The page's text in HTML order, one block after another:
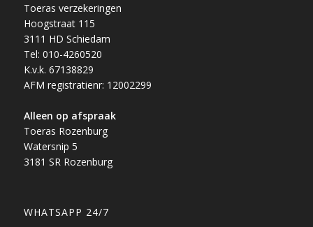
Toeras verzekeringen
Hoogstraat 115
3111 HD Schiedam
Tel: 010-4260520
K.v.k. 67138829
AFM registratienr: 12002299
Alleen op afspraak
Toeras Rozenburg
Watersnip 5
3181 SR Rozenburg
WHATSAPP 24/7